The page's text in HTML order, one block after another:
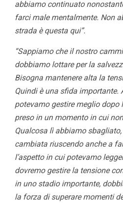
abbiamo continuato
farci male mentalmente. Non
strada è questa qui”.
“Sappiamo che il nostro
dobbiamo lottare per la
Bisogna mantenere alta la
Quindi è una sfida importante.
potevamo gestire meglio dopo
preso in un momento in cui
Qualcosa lì abbiamo
cambiata riuscendo anche a
l’aspetto in cui potevamo
dovremo gestire la tensione
in uno stadio importante,
la forza di superare momenti